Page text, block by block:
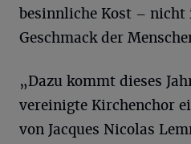
besinnliche Kost – nicht
Geschmack der
„Dazu kommt dieses
vereinigte Kirchenchor
von Jacques Nicolas